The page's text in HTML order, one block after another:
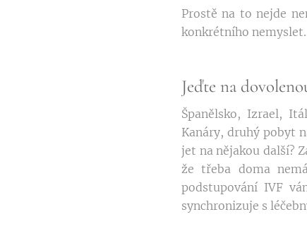
Prostě na to nejde
konkrétního
Jeďte na
Španělsko, Izrael,
Kanáry, druhý pobyt
jet na nějakou další?
že třeba doma
podstupování IVF
synchronizuje s